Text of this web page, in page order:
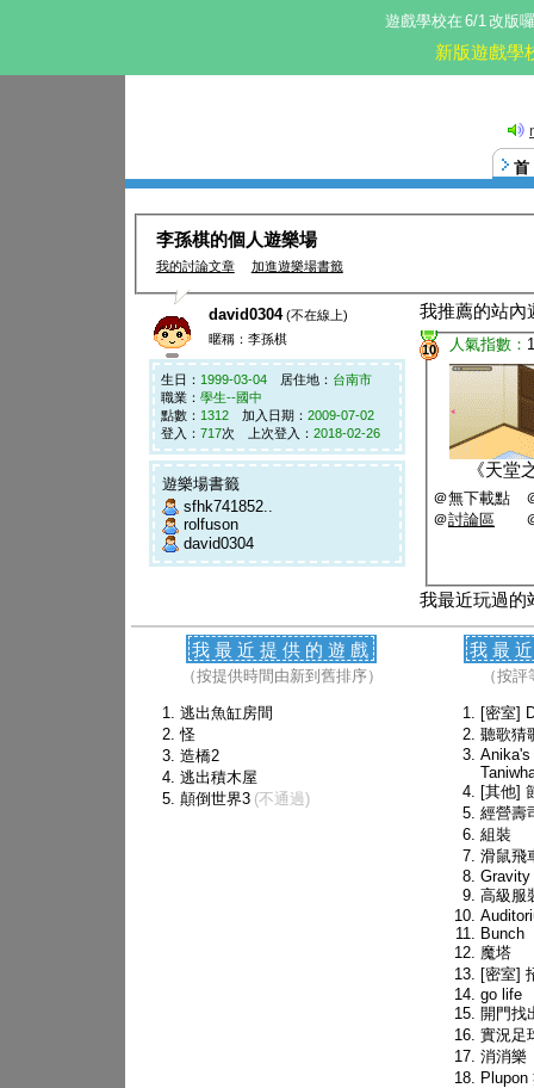
遊戲學校在 6/1改版
新版遊戲學
李孫棋的個人遊樂場
我的討論文章 加進遊樂場書籤
david0304(不在線上)
暱稱：李孫棋
生日： 1999-03-04 居住地： 台南市
職業： 學生--國中
點數： 1312 加入日期： 2009-07-02
登入： 717次 上次登入： 2018-02-26
遊樂場書籤
sfhk741852..
rolfuson
david0304
我推薦的站內
10 人氣指數：
《天堂
＠無下載點
＠討論區
我最近玩過的
我最近提供的遊戲
（按提供時間由新到舊排序）
逃出魚缸房間
怪
造橋2
逃出積木屋
顛倒世界3 (不通過)
我最
（按
[密室]
聽歌猜
[其他]
經營壽
組裝
滑鼠飛
Gravity
高級服
Bunch
魔塔
[密室]
go life
開門找
實況足
消消樂
Plupon